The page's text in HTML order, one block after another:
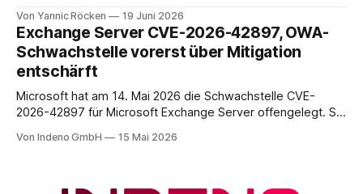
im Bereich von 25 bis 30 Prozent auf Geschäftsumfelder,
also Smartphones und Tablets, die im beruflichen Kontext
genutzt werden, sei es als reines Diensthandy, als COPE-
Von Yannic Röcken 19 Juni 2026
Exchange Server CVE-2026-42897, OWA-
Schwachstelle vorerst über Mitigation
entschärft
Microsoft hat am 14. Mai 2026 die Schwachstelle CVE-
2026-42897 für Microsoft Exchange Server offengelegt. Sie
unauthentifizierten Angreifer, über eine speziell präparierte
Von Indeno GmbH 15 Mai 2026